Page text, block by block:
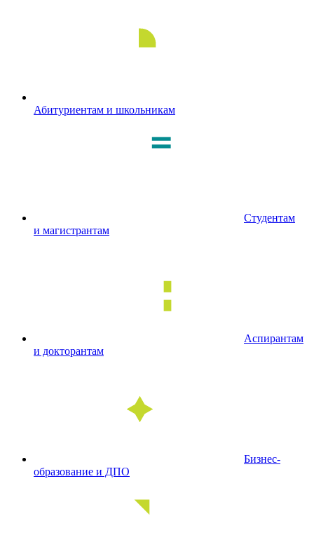
Абитуриентам и школьникам
Студентам
и магистрантам
Аспирантам
и докторантам
Бизнес-
образование и ДПО